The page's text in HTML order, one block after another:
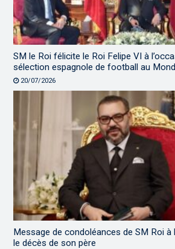
SM le Roi félicite le Roi Felipe VI à
sélection espagnole de football au
20/07/2026
Message de condoléances de SM Roi à
le décès de son père